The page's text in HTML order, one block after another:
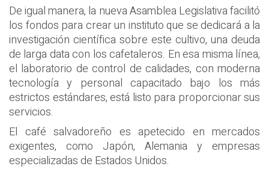
De igual manera, la nueva Asamblea Legislativa facilitó
los fondos para crear un instituto que se dedicará a la
investigación científica sobre este cultivo, una deuda
de larga data con los cafetaleros. En esa misma línea,
el laboratorio de control de calidades, con moderna
tecnología y personal capacitado bajo los más
estrictos estándares, está listo para proporcionar sus
servicios.
El café salvadoreño es apetecido en mercados
exigentes, como Japón, Alemania y empresas
especializadas de Estados Unidos.